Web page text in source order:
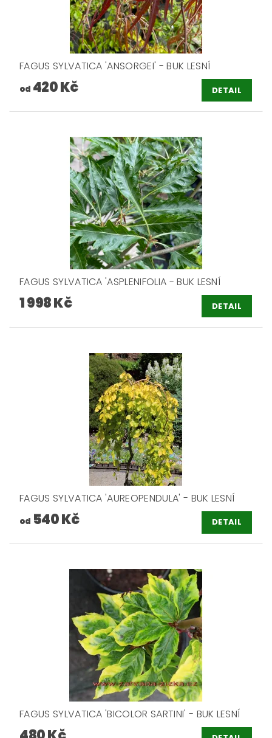
FAGUS SYLVATICA 'ANSORGEI' - BUK LESNÍ
od 420 Kč DETAIL
FAGUS SYLVATICA 'ASPLENIFOLIA - BUK LESNÍ
1 998 Kč DETAIL
FAGUS SYLVATICA 'AUREOPENDULA' - BUK LESNÍ
od 540 Kč DETAIL
FAGUS SYLVATICA 'BICOLOR SARTINI' - BUK LESNÍ